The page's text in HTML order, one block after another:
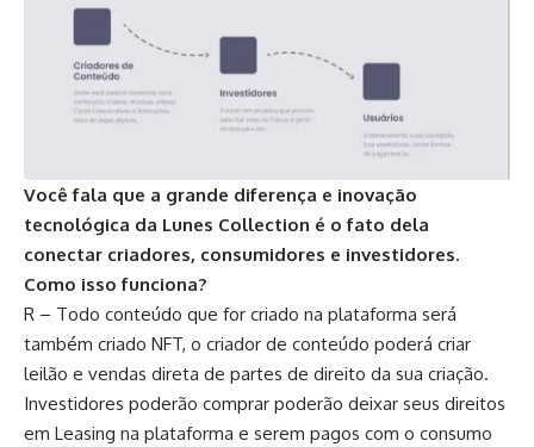
Você fala que a grande diferença e inovação
tecnológica da Lunes Collection é o fato dela
conectar criadores, consumidores e investidores.
Como isso funciona?
R – Todo conteúdo que for criado na plataforma será
também criado NFT, o criador de conteúdo poderá criar
leilão e vendas direta de partes de direito da sua criação.
Investidores poderão comprar poderão deixar seus direitos
em Leasing na plataforma e serem pagos com o consumo